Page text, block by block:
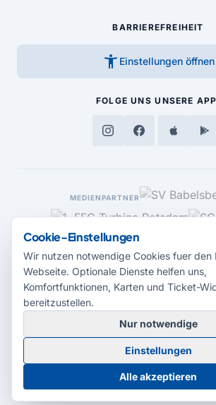
BARRIEREFREIHEIT
accessibility_new Einstellungen öffnen
FOLGE UNS UNSERE
MEDIENPARTNER
© 2026 Radio Potsdam. Webseite entwickelt
Babelsberg
BarrierefreiheitserklärungAGB
Cookie-Einstellungen
Cookie-Einstellungen
Wir nutzen notwendige Cookies fuer den
Webseite. Optionale Dienste helfen uns,
Komfortfunktionen, Karten und Ticket-
bereitzustellen.
Nur notwendige
Einstellungen
Alle akzeptieren